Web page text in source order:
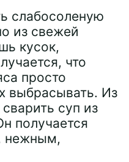
слабосоленую
из свежей
кусок,
что
просто
выбрасывать. Из
суп из
получается
нежным,